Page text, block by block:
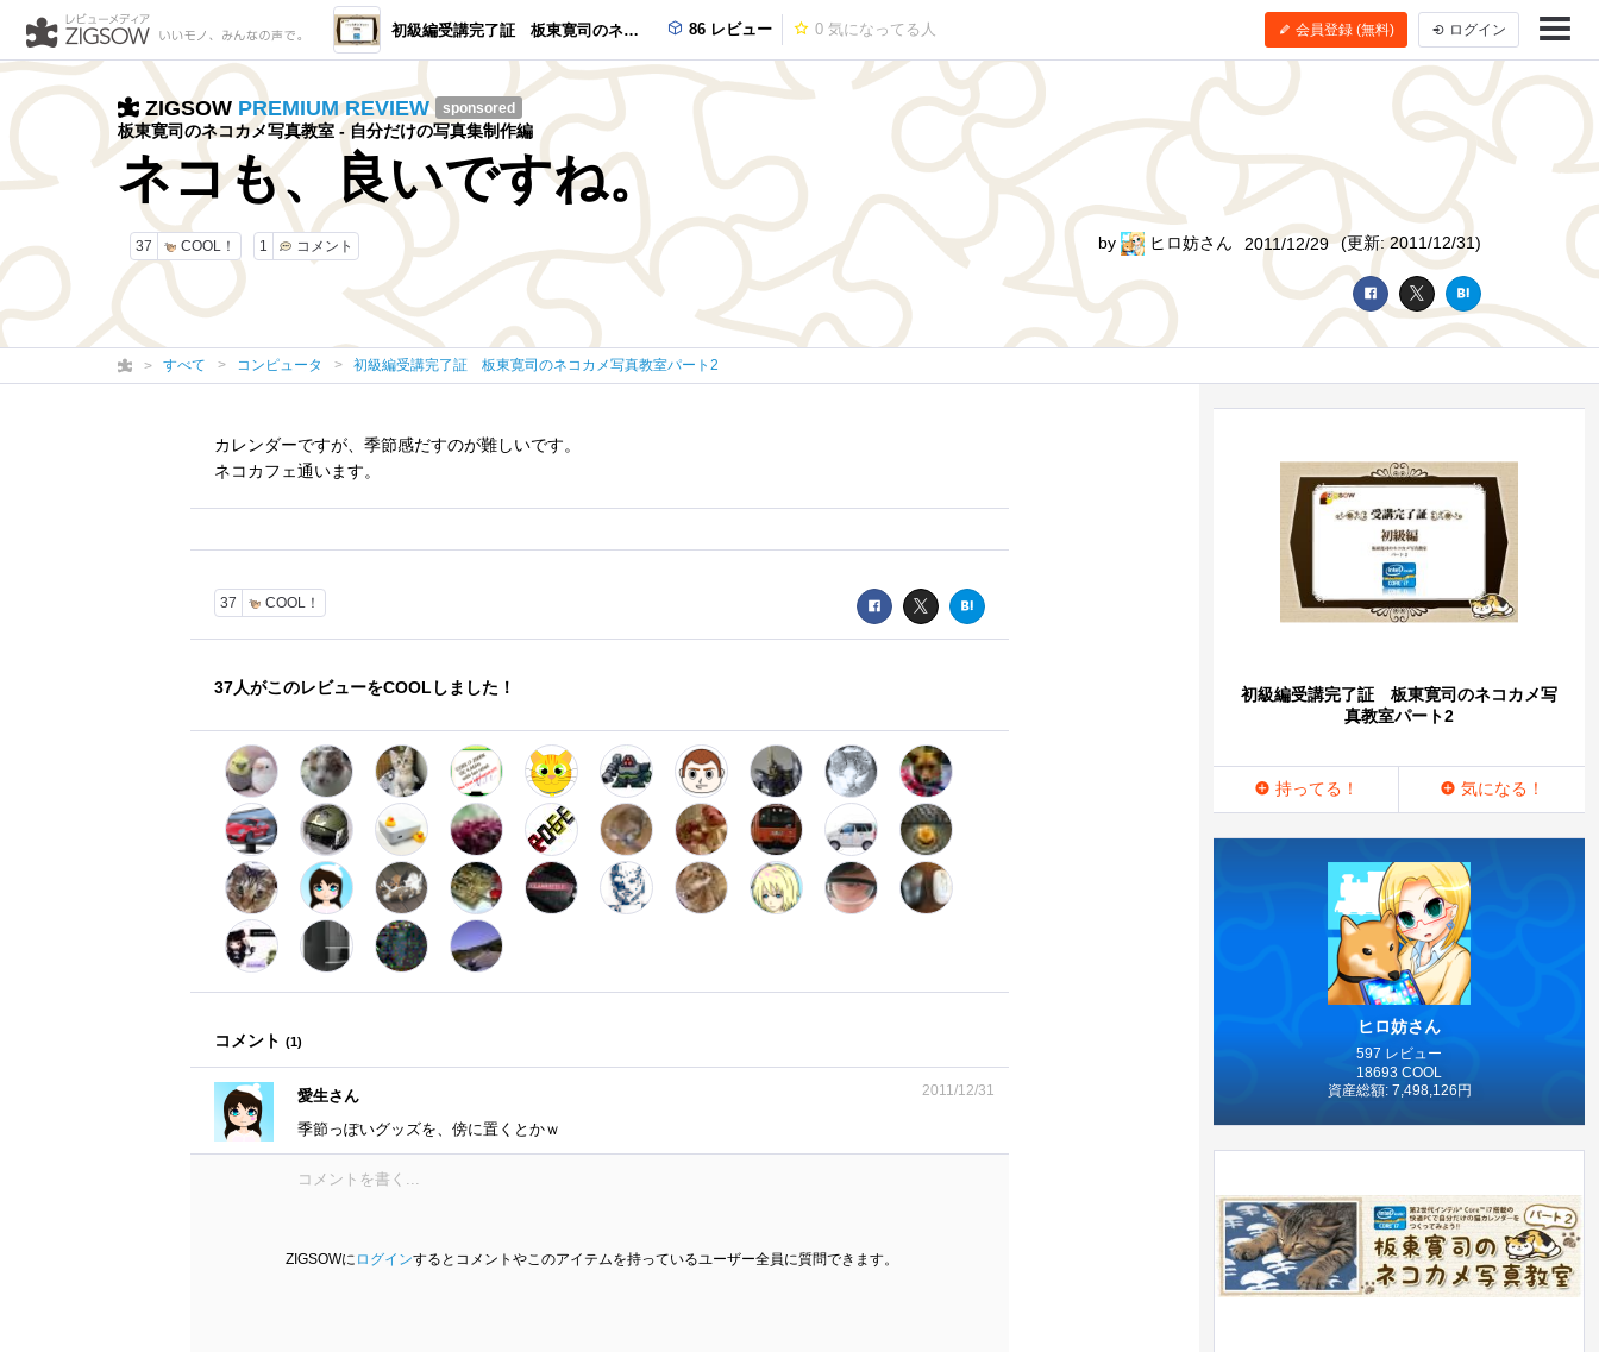
初級編受講完了証 板東寛司のネコカメ写真教室パート2 86 レビュー 0 気になってる人 会員登録 (無料) ログイン
ZIGSOW PREMIUM REVIEW sponsored
板東寛司のネコカメ写真教室 - 自分だけの写真集制作編
ネコも、良いですね。
37 COOL！ 1 コメント by ヒロ妨さん 2011/12/29 (更新: 2011/12/31)
すべて コンピュータ 初級編受講完了証 板東寛司のネコカメ写真教室パート2
カレンダーですが、季節感だすのが難しいです。
ネコカフェ通います。
37 COOL！
37人がこのレビューをCOOLしました！
コメント (1)
愛生さん 2011/12/31
季節っぽいグッズを、傍に置くとかｗ
ZIGSOWに ログインするとコメントやこのアイテムを持っているユーザー全員に質問できます。
初級編受講完了証 板東寛司のネコカメ写
真教室パート2
持ってる！ 気になる！
ヒロ妨さん
597 レビュー
18693 COOL
資産総額: 7,498,126円